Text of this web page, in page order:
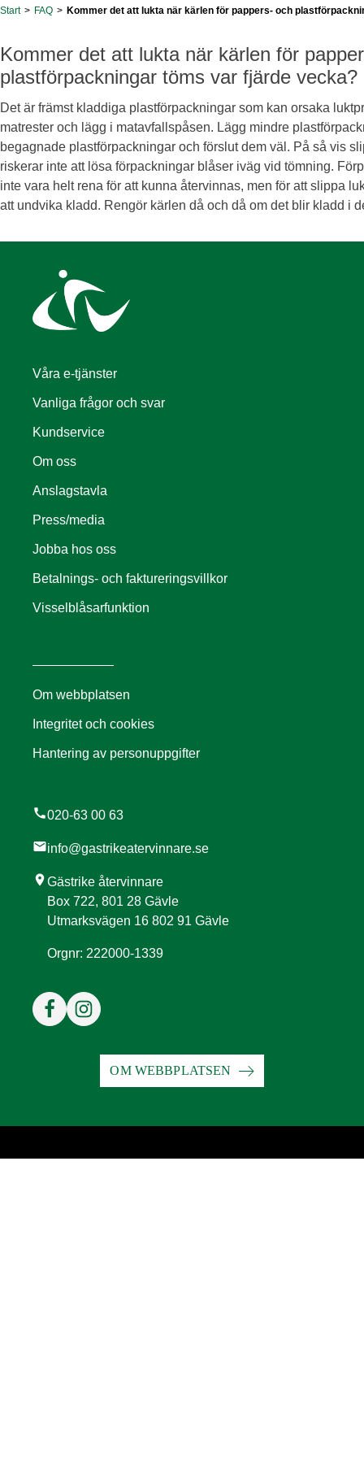
Start > FAQ > Kommer det att lukta när kärlen för pappers- och
Kommer det att lukta när kärlen för
plastförpackningar töms var fjärde vecka?
Det är främst kladdiga plastförpackningar som kan orsaka
matrester och lägg i matavfallspåsen. Lägg mindre
begagnade plastförpackningar och förslut dem väl . På så vis
riskerar inte att lösa förpackningar blåser iväg vid tömning.
inte vara helt rena för att kunna återvinnas, men för att slippa
att undvika kladd. Rengör kärlen då och då om det blir kladd i
Våra e-tjänster
Vanliga frågor och svar
Kundservice
Om oss
Anslagstavla
Press/media
Jobba hos oss
Betalnings- och faktureringsvillkor
Visselblåsarfunktion
Om webbplatsen
Integritet och cookies
Hantering av personuppgifter
call020-63 00 63
mailinfo@gastrikeatervinnare.se
location_onGästrike återvinnare
Box 722, 801 28 Gävle
Utmarksvägen 16 802 91 Gävle
Orgnr: 222000-1339
OM WEBBPLATSEN